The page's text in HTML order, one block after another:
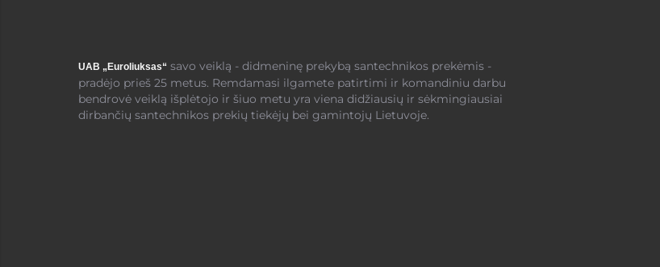
UAB „Euroliuksas“ savo veiklą - didmeninę prekybą santechnikos prekėmis -
pradėjo prieš 25 metus. Remdamasi ilgamete patirtimi ir komandiniu darbu
bendrovė veiklą išplėtojo ir šiuo metu yra viena didžiausių ir sėkmingiausiai
dirbančių santechnikos prekių tiekėjų bei gamintojų Lietuvoje.